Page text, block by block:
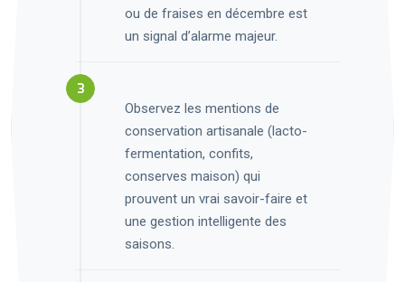
ou de fraises en décembre est
un signal d’alarme majeur.
Observez les mentions de
conservation artisanale (lacto-
fermentation, confits,
conserves maison) qui
prouvent un vrai savoir-faire et
une gestion intelligente des
saisons.